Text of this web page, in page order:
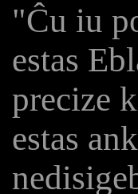
"Ĉu iu
estas
precize
estas